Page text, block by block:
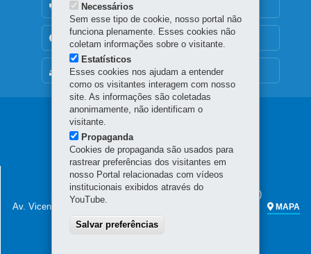
MAPA DO SITE
OUVIDORIA
TRANSPARÊNCIA INSTITUCIONAL
Navegação
principal
SECRETARIA DA FAZENDA
Sede administrativa (não há atendimento ao público)
Av. Vicente Machado, 445 - Centro
MAPA
Atendimento telefônico das 7h às 19h
Necessários
Sem esse tipo de cookie, nosso portal não
funciona plenamente. Esses cookies não
coletam informações sobre o visitante.
Estatísticos
Esses cookies nos ajudam a entender
como os visitantes interagem com nosso
site. As informações são coletadas
anonimamente, não identificam o
visitante.
Propaganda
Cookies de propaganda são usados para
rastrear preferências dos visitantes em
nosso Portal relacionadas com vídeos
institucionais exibidos através do
YouTube.
Salvar preferências